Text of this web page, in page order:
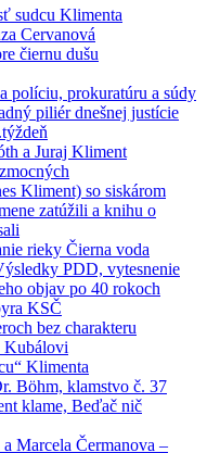
sudcu Klimenta
Cervanová
čiernu dušu
políciu, prokuratúru a súdy
piliér dnešnej justície
a Juraj Kliment
Kliment) so siskárom
zatúžili a knihu o
rieky Čierna voda
PDD, vytesnenie
objav po 40 rokoch
KSČ
bez charakteru
Kubálovi
Klimenta
Böhm, klamstvo č. 37
klame, Beďač nič
Marcela Čermanova –